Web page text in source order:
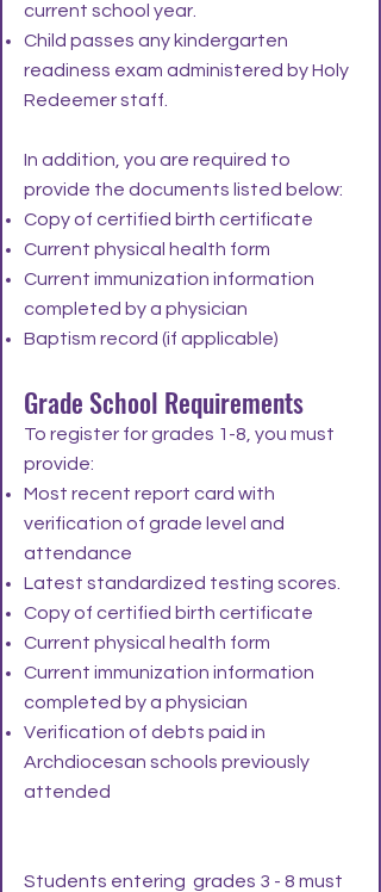
current school year.
Child passes any kindergarten
readiness exam administered by Holy
Redeemer staff.
In addition, you are required to
provide the documents listed below:​
Copy of certified birth certificate
Current physical health form
Current immunization information
completed by a physician
Baptism record (if applicable)
Grade School Requirements
To register for grades 1-8, you must
provide:​
Most recent report card with
verification of grade level and
attendance
Latest standardized testing scores.
Copy of certified birth certificate
Current physical health form
Current immunization information
completed by a physician
Verification of debts paid in
Archdiocesan schools previously
attended
Students entering grades 3 - 8 must